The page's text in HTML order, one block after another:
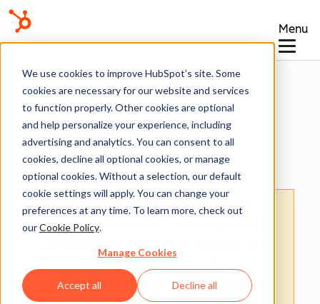
We use cookies to improve HubSpot’s site. Some
cookies are necessary for our website and services
to function properly. Other cookies are optional
and help personalize your experience, including
advertising and analytics. You can consent to all
cookies, decline all optional cookies, or manage
optional cookies. Without a selection, our default
cookie settings will apply. You can change your
preferences at any time. To learn more, check out
ourCookie Policy.
Manage Cookies
Accept all Decline all
Menu
Kennisbank
Taken
: De Nederlandse vertaling van dit
artikel is alleen bedoeld voor het gemak.
proefgelezen. Daarom moet de Engelse